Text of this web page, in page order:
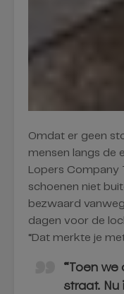
Omdat er geen
mensen langs de
Lopers Company
schoenen niet
bezwaard
dagen voor de
“Dat merkte je
“Toen
straat.